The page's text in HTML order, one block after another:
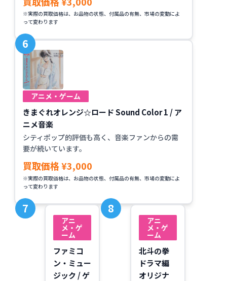
※実際の買取価格は、お品物の状態、付属品の有無、市場の変動によ
って変わります
アニメ・ゲーム
きまぐれオレンジ☆ロード Sound Color 1 / ア
ニメ音楽
シティポップ的評価も高く、音楽ファンからの需
要が続いています。
買取価格 ¥3,000
※実際の買取価格は、お品物の状態、付属品の有無、市場の変動によ
って変わります
アニ
メ・ゲ
ーム
ファミコ
ン・ミュー
ジック / ゲ
アニ
メ・ゲ
ーム
北斗の拳
ドラマ編
オリジナ